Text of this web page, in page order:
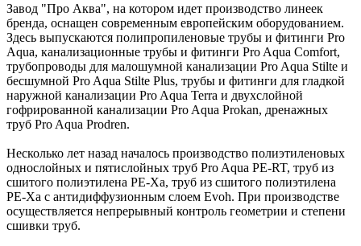
Завод "Про Аква", на котором идет производство линеек
бренда, оснащен современным европейским оборудованием.
Здесь выпускаются полипропиленовые трубы и фитинги Pro
Aqua, канализационные трубы и фитинги Pro Aqua Comfort,
трубопроводы для малошумной канализации Pro Aqua Stilte и
бесшумной Pro Aqua Stilte Plus, трубы и фитинги для гладкой
наружной канализации Pro Aqua Terra и двухслойной
гофрированной канализации Pro Aqua Prokan, дренажных
труб Pro Aqua Prodren.
Несколько лет назад началось производство полиэтиленовых
однослойных и пятислойных труб Pro Aqua PE-RT, труб из
сшитого полиэтилена PE-Xa, труб из сшитого полиэтилена
PE-Xa с антидиффузионным слоем Evoh. При производстве
осуществляется непрерывный контроль геометрии и степени
сшивки труб.